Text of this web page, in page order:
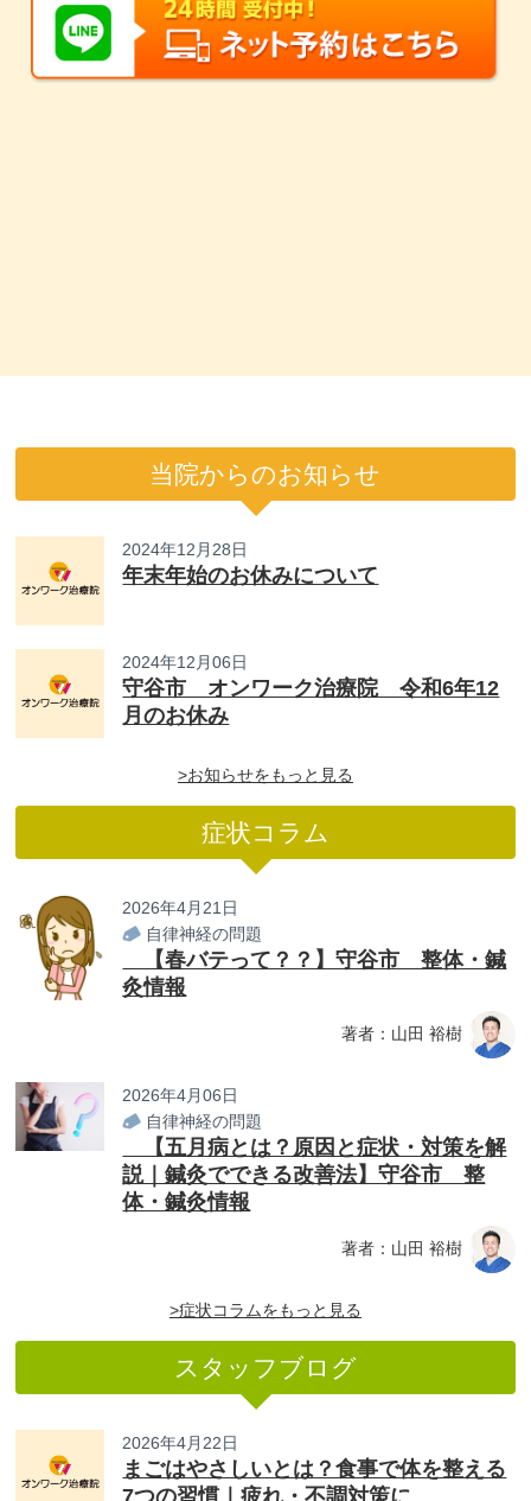
当院からのお知らせ
2024年12月28日
年末年始のお休みについて
2024年12月06日
守谷市 オンワーク治療院 令和6年12
月のお休み
>お知らせをもっと見る
症状コラム
2026年4月21日
自律神経の問題
【春バテって？？】守谷市 整体・鍼
灸情報
著者：山田 裕樹
2026年4月06日
自律神経の問題
【五月病とは？原因と症状・対策を解
説｜鍼灸でできる改善法】守谷市 整
体・鍼灸情報
著者：山田 裕樹
>症状コラムをもっと見る
スタッフブログ
2026年4月22日
まごはやさしいとは？食事で体を整える